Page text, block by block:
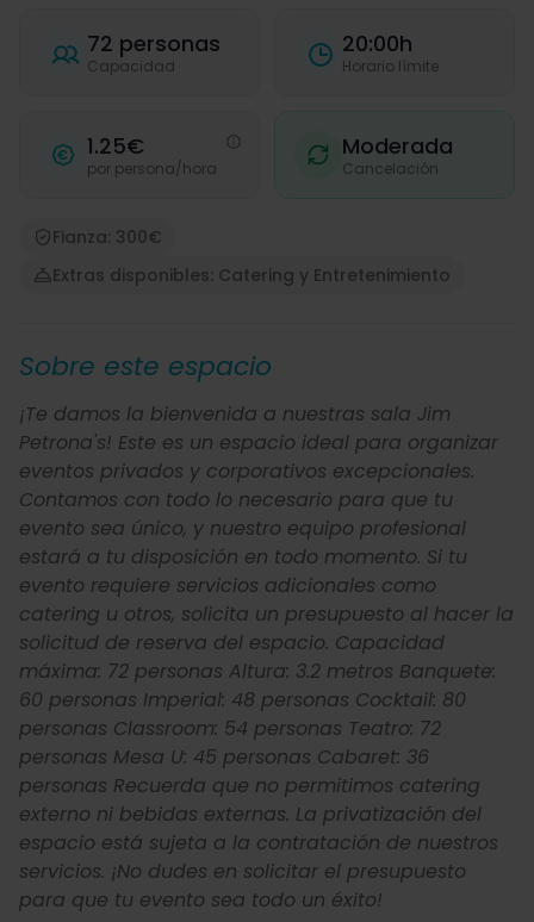
72 personas
Capacidad
20:00h
Horario límite
1.25€
por persona/hora
Moderada
Cancelación
Fianza: 300€
Extras disponibles: Catering y Entretenimiento
Sobre este espacio
¡Te damos la bienvenida a nuestras sala Jim
Petrona's! Este es un espacio ideal para organizar
eventos privados y corporativos excepcionales.
Contamos con todo lo necesario para que tu
evento sea único, y nuestro equipo profesional
estará a tu disposición en todo momento. Si tu
evento requiere servicios adicionales como
catering u otros, solicita un presupuesto al hacer la
solicitud de reserva del espacio. Capacidad
máxima: 72 personas Altura: 3.2 metros Banquete:
60 personas Imperial: 48 personas Cocktail: 80
personas Classroom: 54 personas Teatro: 72
personas Mesa U: 45 personas Cabaret: 36
personas Recuerda que no permitimos catering
externo ni bebidas externas. La privatización del
espacio está sujeta a la contratación de nuestros
servicios. ¡No dudes en solicitar el presupuesto
para que tu evento sea todo un éxito!